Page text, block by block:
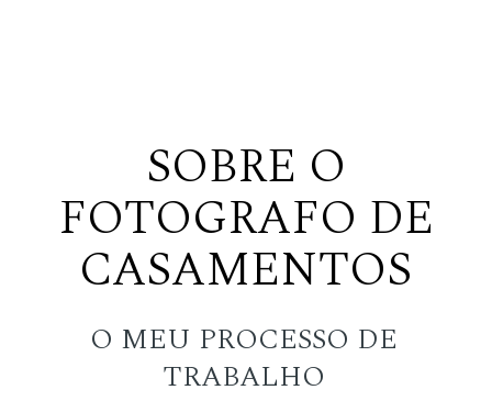
SOBRE O
FOTOGRAFO DE
CASAMENTOS
O MEU PROCESSO DE
TRABALHO